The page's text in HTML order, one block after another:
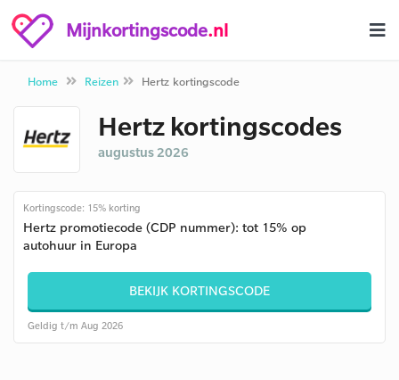
Mijnkortingscode.nl
Home Reizen Hertz kortingscode
Hertz kortingscodes
augustus 2026
Kortingscode: 15% korting
Hertz promotiecode (CDP nummer): tot 15% op
autohuur in Europa
BEKIJK KORTINGSCODE
Geldig t/m Aug 2026